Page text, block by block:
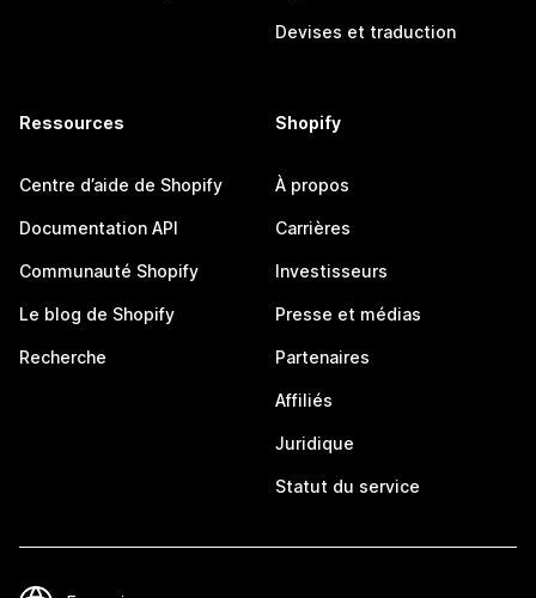
Devises et traduction
Ressources
Centre d’aide de Shopify
Documentation API
Communauté Shopify
Le blog de Shopify
Recherche
Shopify
À propos
Carrières
Investisseurs
Presse et médias
Partenaires
Affiliés
Juridique
Statut du service